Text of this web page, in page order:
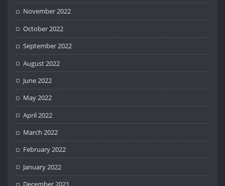
November 2022
October 2022
September 2022
August 2022
June 2022
May 2022
April 2022
March 2022
February 2022
January 2022
December 2021